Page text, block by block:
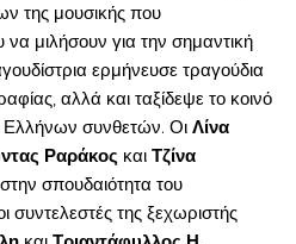
της μουσικής που
μιλήσουν για την σημαντική
ερμήνευσε τραγούδια
αλλά και ταξίδεψε το κοινό
συνθετών. Οι Λίνα
Ραράκος και Τζίνα
σπουδαιότητα του
συντελεστές της ξεχωριστής